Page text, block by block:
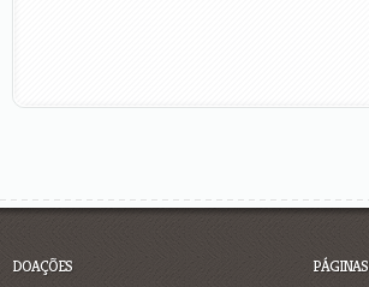
DOAÇÕES
PÁGINAS